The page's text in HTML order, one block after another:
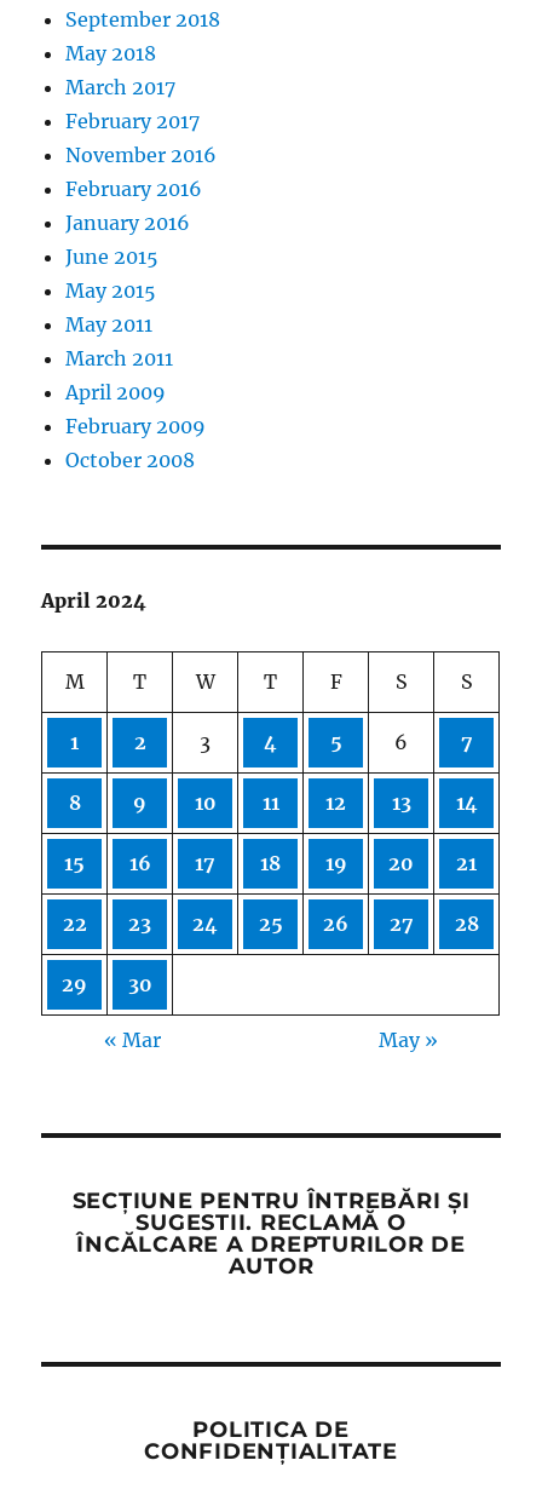
September 2018
May 2018
March 2017
February 2017
November 2016
February 2016
January 2016
June 2015
May 2015
May 2011
March 2011
April 2009
February 2009
October 2008
April 2024
M T W T F S S
1 2 3 4 5 6 7
8 9 10 11 12 13 14
15 16 17 18 19 20 21
22 23 24 25 26 27 28
29 30
« Mar May »
SECȚIUNE PENTRU ÎNTREBĂRI ȘI
SUGESTII. RECLAMĂ O
ÎNCĂLCARE A DREPTURILOR DE
AUTOR
POLITICA DE
CONFIDENȚIALITATE